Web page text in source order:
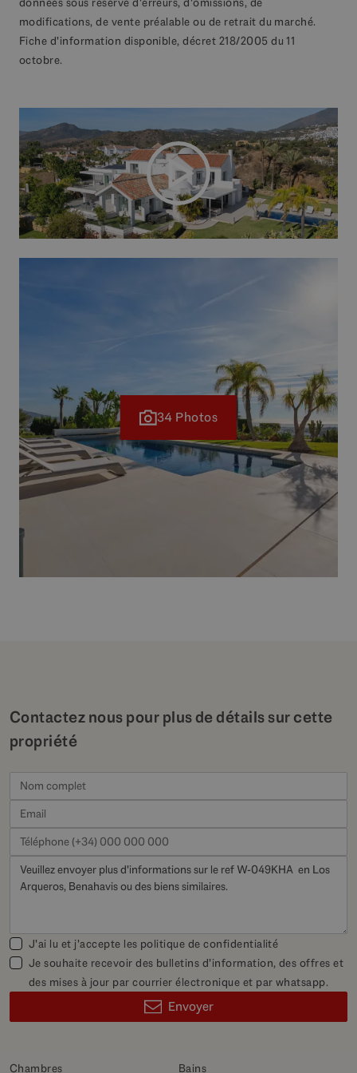
modifications, de vente préalable ou de retrait du marché.
Fiche d'information disponible, décret 218/2005 du 11
octobre.
34 Photos
Contactez nous pour plus de détails sur cette
propriété
Chambres Bains
J'ai lu et j'accepte les politique de confidentialité
Je souhaite recevoir des bulletins d'information, des offres et
des mises à jour par courrier électronique et par whatsapp.
Envoyer